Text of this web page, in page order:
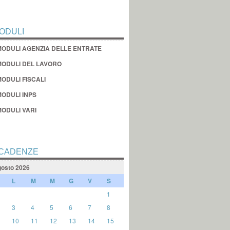
AGENZIA DELLE ENTRATE
DEL LAVORO
FISCALI
INPS
VARI
2026
L M M G V S
1
3 4 5 6 7
8
10 11 12 13 14
15